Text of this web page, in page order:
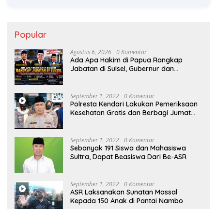
Popular
Agustus 6, 2026 0 Komentar
Ada Apa Hakim di Papua Rangkap
Jabatan di Sulsel, Gubernur dan
September 1, 2022 0 Komentar
Polresta Kendari Lakukan Pemeriksaan
Kesehatan Gratis dan Berbagi Jumat
September 1, 2022 0 Komentar
Sebanyak 191 Siswa dan Mahasiswa
Sultra, Dapat Beasiswa Dari Be-ASR
September 1, 2022 0 Komentar
ASR Laksanakan Sunatan Massal
Kepada 150 Anak di Pantai Nambo